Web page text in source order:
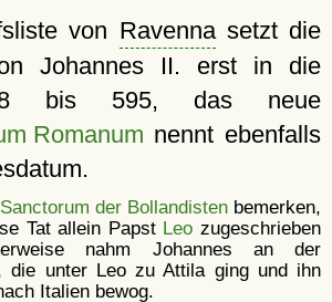
von Ravennasetzt die
Johannes II. erst in die
bis 595, das neue
Romanum nennt ebenfalls
der Bollandistenbemerken,
Tat allein Papst Leo zugeschrieben
nahm Johannes an der
die unter Leo zu Attila ging und ihn
Italien bewog.